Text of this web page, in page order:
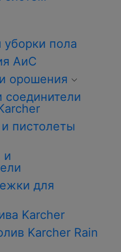
уборки пола
АиС
орошения
соединители
пистолеты
и
для
Karcher
Karcher Rain